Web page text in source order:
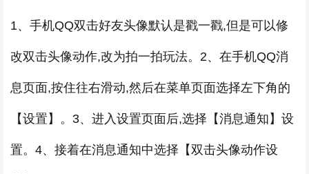
1、手机QQ双击好友头像默认是戳一戳,但是可以修
改双击头像动作,改为拍一拍玩法。2、在手机QQ消
息页面,按住往右滑动,然后在菜单页面选择左下角的
【设置】。3、进入设置页面后,选择【消息通知】设
置。4、接着在消息通知中选择【双击头像动作设